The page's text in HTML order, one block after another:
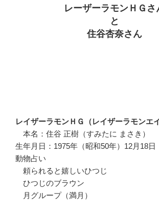
レーザーラモンＨＧさ
と
住谷杏奈さん
レイザーラモンＨＧ（レイザーラモンエ
本名：住谷 正樹（すみたに まさき）
生年月日：1975年（昭和50年）12月18日
動物占い
頼られると嬉しいひつじ
ひつじのブラウン
月グループ（満月）